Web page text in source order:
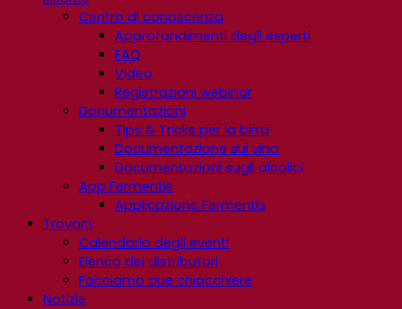
Centro di conoscenza
Approfondimenti degli esperti
FAQ
Video
Registrazioni webinar
Documentazioni
Tips & Tricks per la birra
Documentazione sul vino
Documentazioni sugli alcolici
App Fermentis
Applicazione Fermentis
Trovaci
Calendario degli eventi
Elenco dei distributori
Facciamo due chiacchiere
Notizie